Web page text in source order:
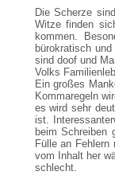
Die Scherze
Witze finden
kommen.
bürokratisch
sind doof und
Volks
Ein großes
Kommaregeln
es wird sehr
ist.
beim
Fülle an
vom Inhalt her
schlecht.